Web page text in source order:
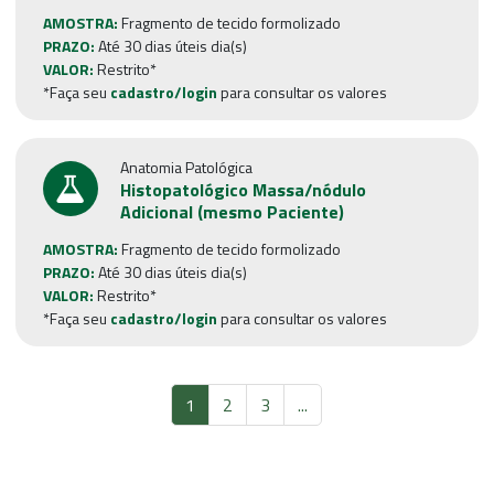
AMOSTRA:Fragmento de tecido formolizado
PRAZO:Até 30 dias úteis dia(s)
VALOR:Restrito*
*Faça seu cadastro/loginpara consultar os valores
Anatomia Patológica
Histopatológico Massa/nódulo
Adicional (mesmo Paciente)
AMOSTRA:Fragmento de tecido formolizado
PRAZO:Até 30 dias úteis dia(s)
VALOR:Restrito*
*Faça seu cadastro/loginpara consultar os valores
1 2 3 ...